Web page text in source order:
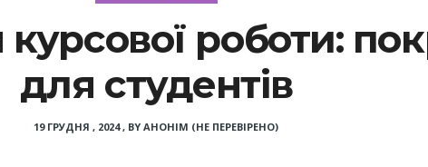
роботи:
для студентів
19 ГРУДНЯ , 2024, BY АНОНІМ (НЕ ПЕРЕВІРЕНО)